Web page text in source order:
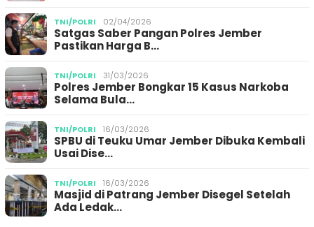
TNI/POLRI 02/04/2026
Satgas Saber Pangan Polres Jember
Pastikan Harga B…
TNI/POLRI 31/03/2026
Polres Jember Bongkar 15 Kasus Narkoba
Selama Bula…
TNI/POLRI 16/03/2026
SPBU di Teuku Umar Jember Dibuka Kembali
Usai Dise…
TNI/POLRI 16/03/2026
Masjid di Patrang Jember Disegel Setelah
Ada Ledak…